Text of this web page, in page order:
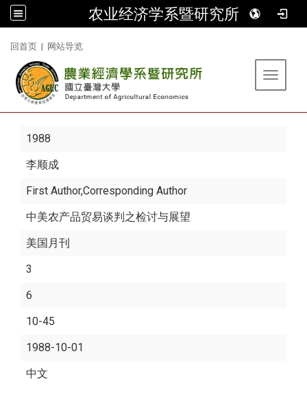
农业经济学系暨研究所
回首页 | 网站导览
Toggle
1988
李顺成
First Author,Corresponding Author
中美农产品贸易谈判之检讨与展望
美国月刊
3
6
10-45
1988-10-01
中文